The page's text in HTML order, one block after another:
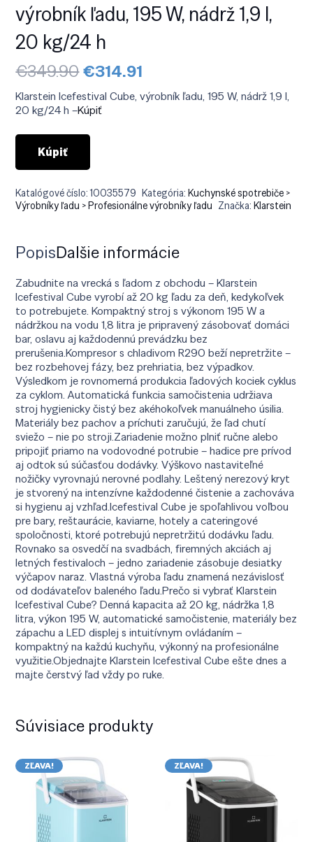
výrobník ľadu, 195 W, nádrž 1,9 l,
20 kg/24 h
€349.90Pôvodná
cena
bola:
€349.90.
€314.91
je:
Klarstein Icefestival Cube, výrobník ľadu, 195 W, nádrž 1,9 l,
20 kg/24 h –Kúpiť
Kúpiť
Katalógové číslo:10035579 Kategória:Kuchynské spotrebiče >
Výrobníky ľadu > Profesionálne výrobníky ľadu Značka:Klarstein
PopisĎalšie informácie
Zabudnite na vrecká s ľadom z obchodu – Klarstein
Icefestival Cube vyrobí až 20 kg ľadu za deň, kedykoľvek
to potrebujete. Kompaktný stroj s výkonom 195 W a
nádržkou na vodu 1,8 litra je pripravený zásobovať domáci
bar, oslavu aj každodennú prevádzku bez
prerušenia.Kompresor s chladivom R290 beží nepretržite –
bez rozbehovej fázy, bez prehriatia, bez výpadkov.
Výsledkom je rovnomerná produkcia ľadových kociek cyklus
za cyklom. Automatická funkcia samočistenia udržiava
stroj hygienicky čistý bez akéhokoľvek manuálneho úsilia.
Materiály bez pachov a príchuti zaručujú, že ľad chutí
sviežo – nie po stroji.Zariadenie možno plniť ručne alebo
pripojiť priamo na vodovodné potrubie – hadice pre prívod
aj odtok sú súčasťou dodávky. Výškovo nastaviteľné
nožičky vyrovnajú nerovné podlahy. Leštený nerezový kryt
je stvorený na intenzívne každodenné čistenie a zachováva
si hygienu aj vzhľad.Icefestival Cube je spoľahlivou voľbou
pre bary, reštaurácie, kaviarne, hotely a cateringové
spoločnosti, ktoré potrebujú nepretržitú dodávku ľadu.
Rovnako sa osvedčí na svadbách, firemných akciách aj
letných festivaloch – jedno zariadenie zásobuje desiatky
výčapov naraz. Vlastná výroba ľadu znamená nezávislosť
od dodávateľov baleného ľadu.Prečo si vybrať Klarstein
Icefestival Cube? Denná kapacita až 20 kg, nádržka 1,8
litra, výkon 195 W, automatické samočistenie, materiály bez
zápachu a LED displej s intuitívnym ovládaním –
kompaktný na každú kuchyňu, výkonný na profesionálne
využitie.Objednajte Klarstein Icefestival Cube ešte dnes a
majte čerstvý ľad vždy po ruke.
Súvisiace produkty
ZĽAVA! ZĽAVA!